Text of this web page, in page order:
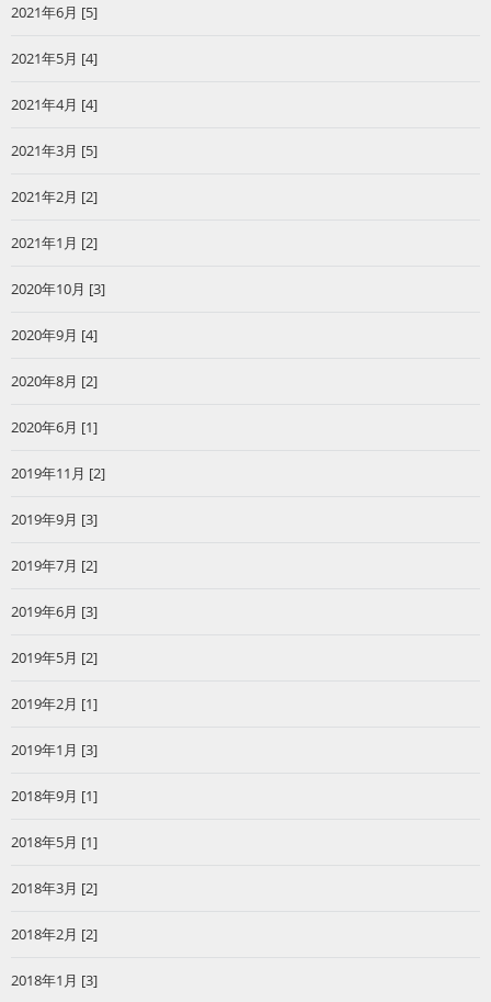
2021年6月 [5]
2021年5月 [4]
2021年4月 [4]
2021年3月 [5]
2021年2月 [2]
2021年1月 [2]
2020年10月 [3]
2020年9月 [4]
2020年8月 [2]
2020年6月 [1]
2019年11月 [2]
2019年9月 [3]
2019年7月 [2]
2019年6月 [3]
2019年5月 [2]
2019年2月 [1]
2019年1月 [3]
2018年9月 [1]
2018年5月 [1]
2018年3月 [2]
2018年2月 [2]
2018年1月 [3]